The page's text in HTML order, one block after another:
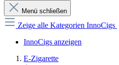
Menü schließen
Zeige alle Kategorien InnoCigs
InnoCigs anzeigen
E-Zigarette